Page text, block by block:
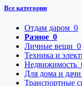
Все категории
Отдам даром 0
Разное 0
Личные вещи 0
Техника и
Недвижимость
Для дома и дачи
Транспортные